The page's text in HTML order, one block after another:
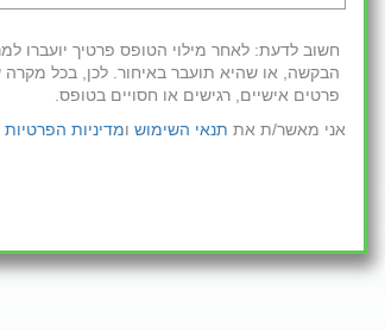
הבקשה, או שהיא תועבר באיחור. לכן, בכל מקרה
פרטים אישיים, רגישים או חסויים בטופס.
אני מאשר/ת את תנאי השימוש ומדיניות הפרטיות